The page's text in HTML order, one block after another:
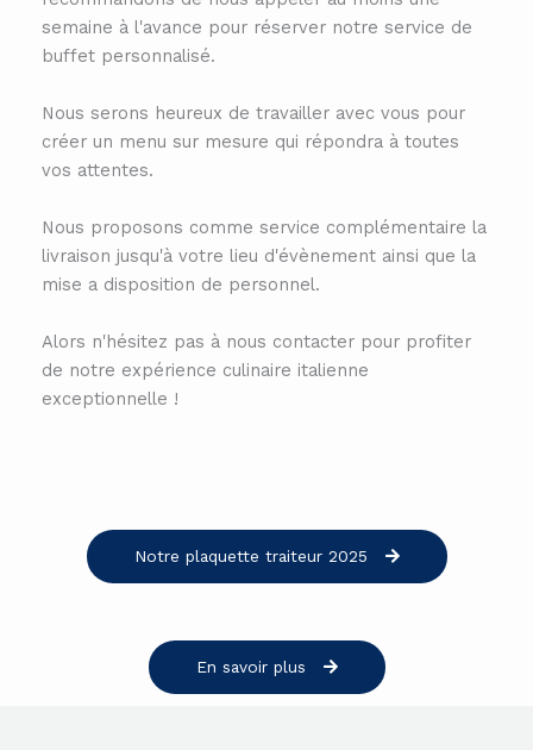
semaine à l'avance pour réserver notre service de
buffet personnalisé.
Nous serons heureux de travailler avec vous pour
créer un menu sur mesure qui répondra à toutes
vos attentes.
Nous proposons comme service complémentaire la
livraison jusqu'à votre lieu d'évènement ainsi que la
mise a disposition de personnel.
Alors n'hésitez pas à nous contacter pour profiter
de notre expérience culinaire italienne
exceptionnelle !
Notre plaquette traiteur 2025
En savoir plus